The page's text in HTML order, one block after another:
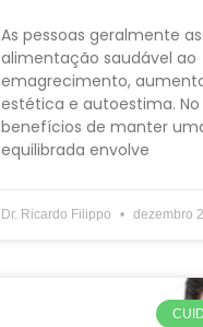
As pessoas geralmente
alimentação saudável ao
emagrecimento,
estética e autoestima.
benefícios de manter
equilibrada envolve
Dr. Ricardo Filippo dezembro